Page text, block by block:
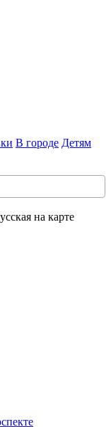
В городе Детям
на карте